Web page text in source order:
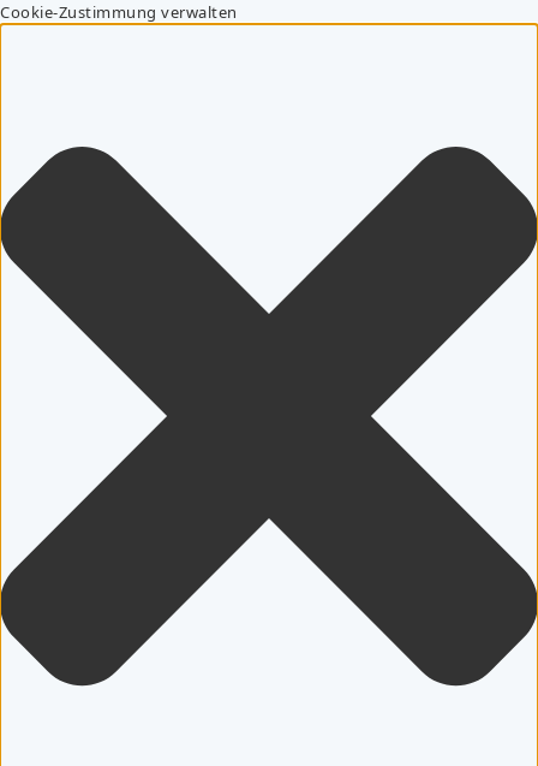
Cookie-Zustimmung verwalten